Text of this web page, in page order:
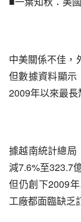
中美關係不佳，
但數據資料顯示
2009年以來最長
據越南統計總局
減7.6%至323.7
但仍創下2009
工廠都面臨缺乏